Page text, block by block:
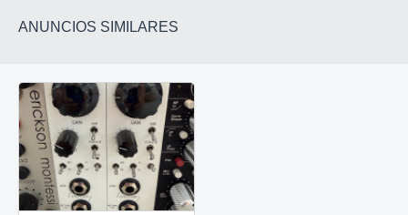
ANUNCIOS SIMILARES